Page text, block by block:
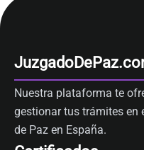
Nuestra plataforma te
gestionar tus trámites en
de Paz en España.